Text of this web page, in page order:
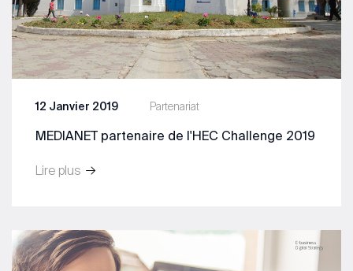
Partenariat
12 Janvier 2019
MEDIANET partenaire de l'HEC Challenge 2019
Lire plus